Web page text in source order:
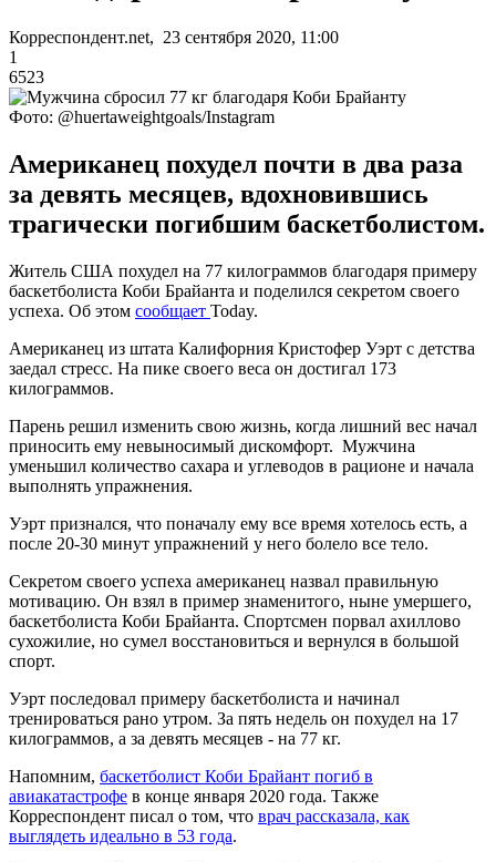
Корреспондент.net, 23 сентября 2020, 11:00
1
6523
Фото: @huertaweightgoals/Instagram
Американец похудел почти в два раза
за девять месяцев, вдохновившись
трагически погибшим баскетболистом.
Житель США похудел на 77 килограммов благодаря примеру
баскетболиста Коби Брайанта и поделился секретом своего
успеха. Об этом сообщает Today.
Американец из штата Калифорния Кристофер Уэрт с детства
заедал стресс. На пике своего веса он достигал 173
килограммов.
Парень решил изменить свою жизнь, когда лишний вес начал
приносить ему невыносимый дискомфорт. Мужчина
уменьшил количество сахара и углеводов в рационе и начала
выполнять упражнения.
Уэрт признался, что поначалу ему все время хотелось есть, а
после 20-30 минут упражнений у него болело все тело.
Секретом своего успеха американец назвал правильную
мотивацию. Он взял в пример знаменитого, ныне умершего,
баскетболиста Коби Брайанта. Спортсмен порвал ахиллово
сухожилие, но сумел восстановиться и вернулся в большой
спорт.
Уэрт последовал примеру баскетболиста и начинал
тренироваться рано утром. За пять недель он похудел на 17
килограммов, а за девять месяцев - на 77 кг.
Напомним, баскетболист Коби Брайант погиб в
авиакатастрофе в конце января 2020 года. Также
Корреспондент писал о том, что врач рассказала, как
выглядеть идеально в 53 года.